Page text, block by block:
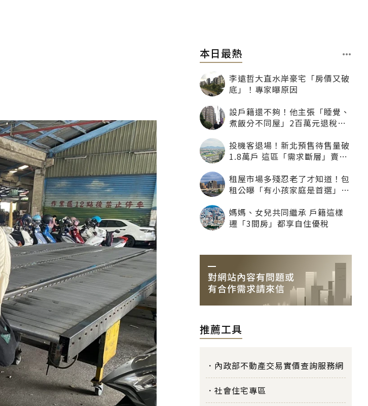
本日最熱
李遠哲大直水岸豪宅「房價又破
底」！專家曝原因
設戶籍還不夠！他主張「睡覺、
煮飯分不同屋」2百萬元退稅照
投機客退場！新北預售待售量破
1.8萬戶 這區「需求斷層」賣壓
租屋市場多殘忍老了才知道！包
租公曝「有小孩家庭是首選」：
媽媽、女兒共同繼承 戶籍這樣
遷「3間房」都享自住優稅
推薦工具
內政部不動產交易實價查詢服務網
社會住宅專區